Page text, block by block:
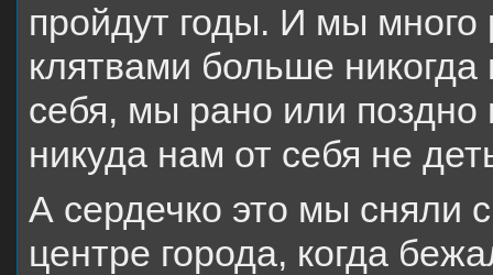
пройдут годы. И мы много
клятвами больше никогда
себя, мы рано или поздно
никуда нам от себя не
А сердечко это мы сняли
центре города, когда